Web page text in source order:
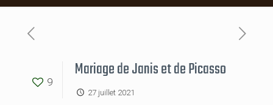
9
Mariage de Janis et de Picasso
27 juillet 2021